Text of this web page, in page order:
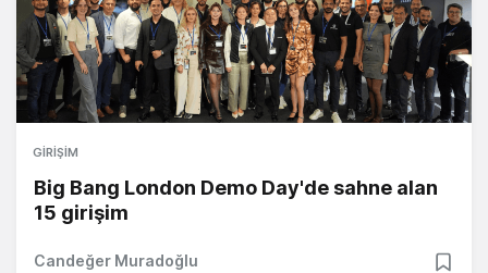
GIRIŞIM
Big Bang London Demo Day'de sahne alan
15 girişim
Candeğer Muradoğlu